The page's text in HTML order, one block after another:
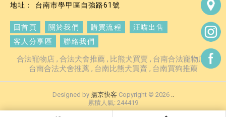
台南市學甲區自強路61號
回首頁 關於我們 購買流程
汪喵出售
客人分享區
聯絡我們
合法寵物店 合法犬舍推薦 比熊犬買賣
台南合法寵物店
台南合法犬舍推薦
台南比熊犬買賣 台南買狗推薦
Designed by 揚京快客 Copyright © 2026
累積人氣: 244419